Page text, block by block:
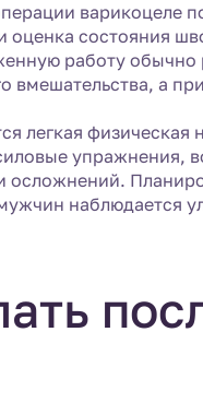
оценка состояния
работу обычно
вмешательства, а
легкая
упражнения,
осложнений.
наблюдается